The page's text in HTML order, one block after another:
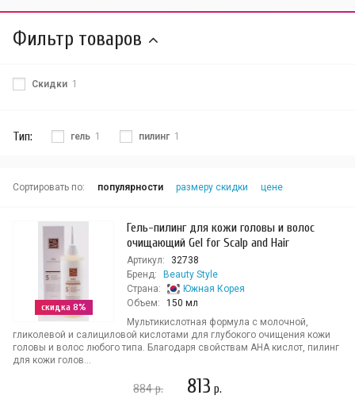
Фильтр товаров
Скидки 1
Тип: гель 1 пилинг 1
Сортировать по: популярности размеру скидки цене
скидка 8%
Гель-пилинг для кожи головы и волос
очищающий Gel for Scalp and Hair
Артикул:
32738
Бренд:
Beauty Style
Страна:
Южная Корея
Объем:
150 мл
Мультикислотная формула с молочной,
гликолевой и салициловой кислотами для глубокого очищения кожи
головы и волос любого типа. Благодаря свойствам АНА кислот, пилинг
для кожи голов...
884р. 813 р.